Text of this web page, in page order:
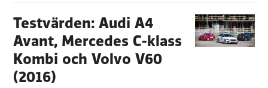
Testvärden: Audi A4
Avant, Mercedes C-klass
Kombi och Volvo V60
(2016)